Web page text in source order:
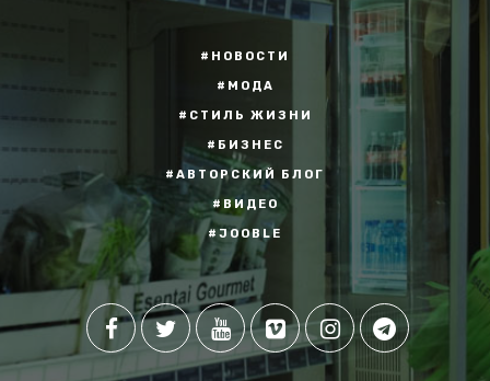
#НОВОСТИ
#МОДА
#СТИЛЬ ЖИЗНИ
#БИЗНЕС
#АВТОРСКИЙ БЛОГ
#ВИДЕО
#JOOBLE